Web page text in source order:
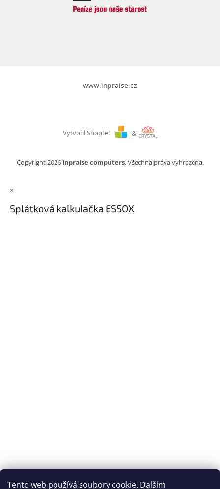
Tento web používá soubory cookie. Dalším
www.inpraise.cz
Vytvořil Shoptet &
Copyright 2026 Inpraise computers. Všechna práva vyhrazena.
×
Splátková kalkulačka ESSOX